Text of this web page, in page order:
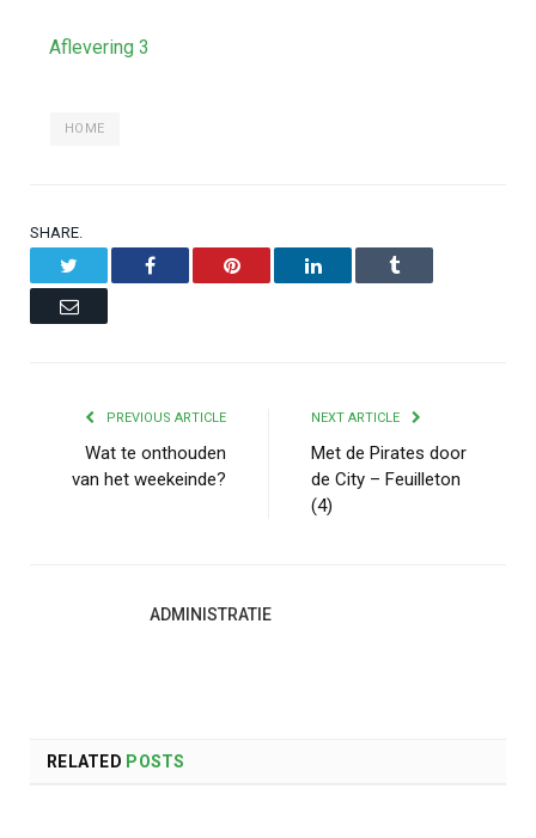
Aflevering 3
HOME
SHARE.
Facebook Pinterest LinkedIn Tumblr
Email
PREVIOUS ARTICLE
Wat te onthouden
van het weekeinde?
NEXT ARTICLE
Met de Pirates door
de City – Feuilleton
(4)
ADMINISTRATIE
RELATED POSTS